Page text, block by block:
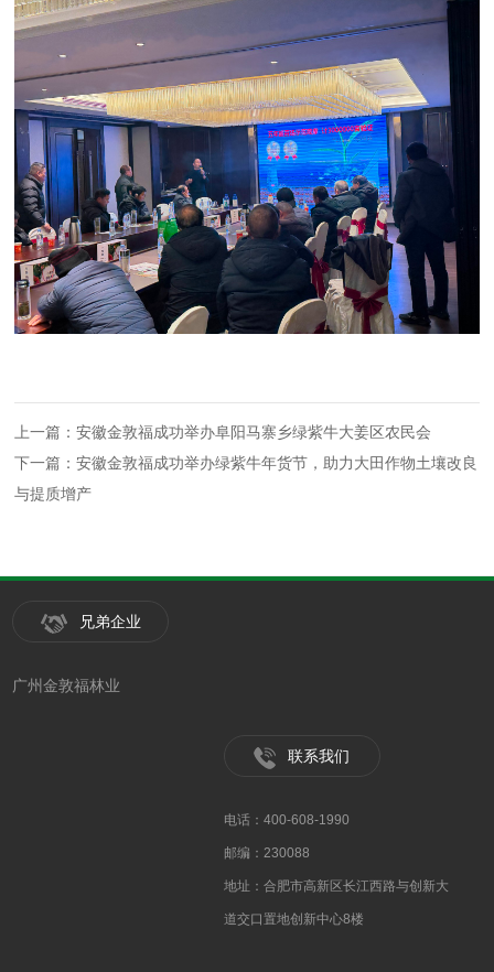
上一篇：安徽金敦福成功举办阜阳马寨乡绿紫牛大姜区农民会
下一篇：安徽金敦福成功举办绿紫牛年货节，助力大田作物土壤改良
与提质增产
兄弟企业
广州金敦福林业
联系我们
电话：400-608-1990
邮编：230088
地址：合肥市高新区长江西路与创新大
道交口置地创新中心8楼